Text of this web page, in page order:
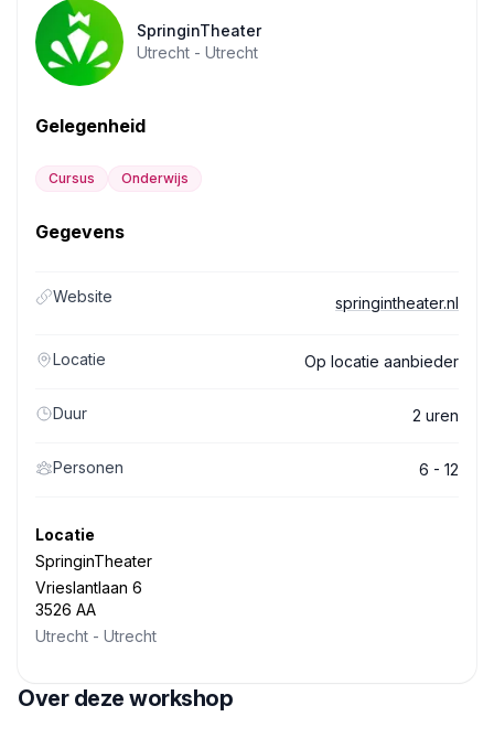
SpringinTheater
Utrecht - Utrecht
Gelegenheid
Cursus Onderwijs
Gegevens
Website springintheater.nl
Locatie Op locatie aanbieder
Duur 2 uren
Personen 6 - 12
Locatie
SpringinTheater
Vrieslantlaan 6
3526 AA
Utrecht - Utrecht
Over deze workshop